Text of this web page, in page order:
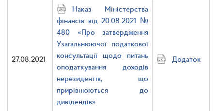
27.08.2021
Наказ Міністерства
фінансів від 20.08.2021 №
480 «Про затвердження
Узагальнюючої податкової
консультації щодо питань
оподаткування доходів
нерезидентів, що
прирівнюються до
дивідендів»
Додаток